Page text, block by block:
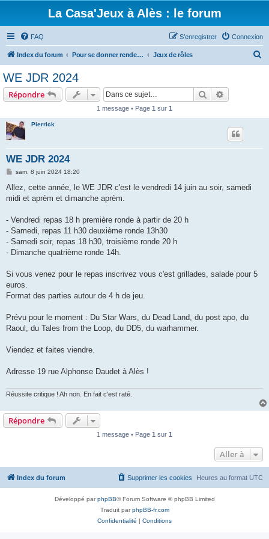
La Casa'Jeux à Alès : le forum
FAQ Connexion
S’enregistrer
Index du forum Pour se donner rendez-vous, et parler des jeux que vous aimez Jeux de rôles
WE JDR 2024
Répondre Rechercher
1 message • Page 1 sur 1
Pierrick
WE JDR 2024
M
s
a
sam. 8 juin 2024 18:20
Allez, cette année, le WE JDR c'est le vendredi 14 juin au soir, samedi
midi et aprèm et dimanche aprèm.
- Vendredi repas 18 h première ronde à partir de 20 h
- Samedi, repas 11 h30 deuxième ronde 13h30
- Samedi soir, repas 18 h30, troisième ronde 20 h
- Dimanche quatrième ronde 14h.
Si vous venez pour le repas inscrivez vous c'est grillades, salade pour 5
euros.
Format des parties autour de 4 h de jeu.
Prévu pour le moment : Du Star Wars, du Dead Land, du post apo, du
Raoul, du Tales from the Loop, du DD5, du warhammer.
Viendez et faites viendre.
Adresse 19 rue Alphonse Daudet à Alès !
Réussite critique ! Ah non. En fait c'est raté.
Répondre
1 message • Page 1 sur 1
Aller à
Index du forum Heures au format UTC
Supprimer les cookies
Développé parphpBB® Forum Software © phpBB Limited
Traduit parphpBB-fr.com
Confidentialité | Conditions